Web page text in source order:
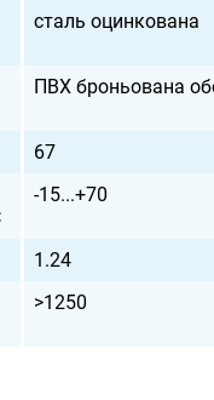
сталь оцинкована
ПВХ броньована
67
-15...+70
1.24
>1250